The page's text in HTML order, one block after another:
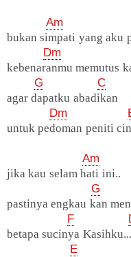
Am
bukan simpati yang aku
Dm
kebenaranmu memutus
G
C
agar dapatku abadikan
Dm
untuk pedoman peniti
Am
jika kau selam hati ini..
G
pastinya engkau kan
F
betapa sucinya
E